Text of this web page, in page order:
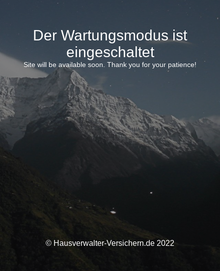
Der Wartungsmodus ist
eingeschaltet
Site will be available soon. Thank you for your patience!
© Hausverwalter-Versichern.de 2022